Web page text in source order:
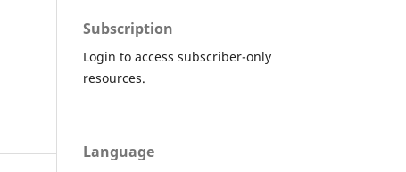
Subscription
Login to access subscriber-only
resources.
Language